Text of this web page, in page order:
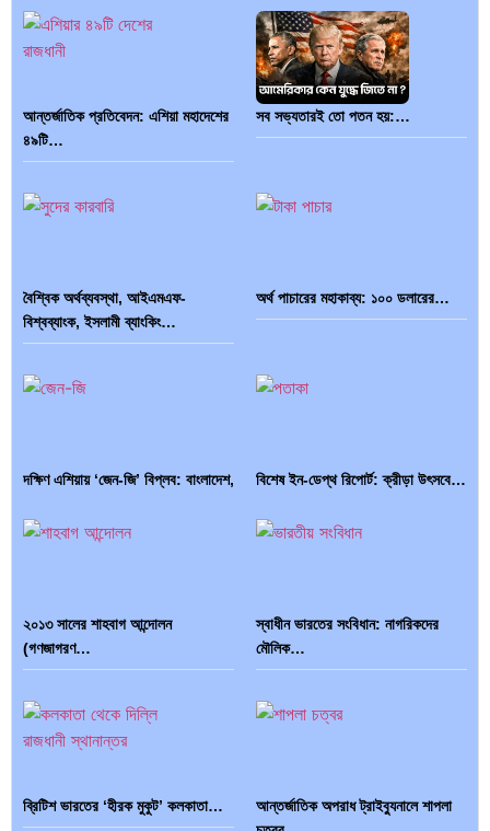
আন্তর্জাতিক প্রতিবেদন: এশিয়া মহাদেশের
৪৯টি…
সব সভ্যতারই তো পতন হয়:…
বৈশ্বিক অর্থব্যবস্থা, আইএমএফ-
বিশ্বব্যাংক, ইসলামী ব্যাংকিং…
অর্থ পাচারের মহাকাব্য: ১০০ ডলারের…
দক্ষিণ এশিয়ায় ‘জেন-জি’ বিপ্লব: বাংলাদেশ,
বিশেষ ইন-ডেপ্থ রিপোর্ট: ক্রীড়া উৎসবে…
ভারত মহাসাগরের অশ্রু: শ্রীলঙ্কার ২৬…
ব্রাজিল ও আর্জেন্টিনার কালো অধ্যায়:… পূর্ব ইউরোপ বনাম তুরস্ক: শত…
২০১৩ সালের শাহবাগ আন্দোলন
(গণজাগরণ…
স্বাধীন ভারতের সংবিধান: নাগরিকদের
মৌলিক…
ব্রিটিশ ভারতের ‘হীরক মুকুট’ কলকাতা…
আন্তর্জাতিক অপরাধ ট্রাইব্যুনালে শাপলা